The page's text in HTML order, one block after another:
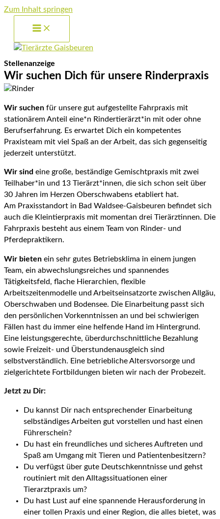
Zum Inhalt springen
Stellenanzeige
Wir suchen Dich für unsere Rinderpraxis
Wir suchen für unsere gut aufgestellte Fahrpraxis mit
stationärem Anteil eine*n Rindertierärzt*in mit oder ohne
Berufserfahrung. Es erwartet Dich ein kompetentes
Praxisteam mit viel Spaß an der Arbeit, das sich gegenseitig
jederzeit unterstützt.
Wir sind eine große, beständige Gemischtpraxis mit zwei
Teilhaber*in und 13 Tierärzt*innen, die sich schon seit über
30 Jahren im Herzen Oberschwabens etabliert hat.
Am Praxisstandort in Bad Waldsee-Gaisbeuren befindet sich
auch die Kleintierpraxis mit momentan drei Tierärztinnen. Die
Fahrpraxis besteht aus einem Team von Rinder- und
Pferdepraktikern.
Wir bieten ein sehr gutes Betriebsklima in einem jungen
Team, ein abwechslungsreiches und spannendes
Tätigkeitsfeld, flache Hierarchien, flexible
Arbeitszeitenmodelle und Arbeitseinsatzorte zwischen Allgäu,
Oberschwaben und Bodensee. Die Einarbeitung passt sich
den persönlichen Vorkenntnissen an und bei schwierigen
Fällen hast du immer eine helfende Hand im Hintergrund.
Eine leistungsgerechte, überdurchschnittliche Bezahlung
sowie Freizeit- und Überstundenausgleich sind
selbstverständlich. Eine betriebliche Altersvorsorge und
zielgerichtete Fortbildungen bieten wir nach der Probezeit.
Jetzt zu Dir:
Du kannst Dir nach entsprechender Einarbeitung
selbständiges Arbeiten gut vorstellen und hast einen
Führerschein?
Du hast ein freundliches und sicheres Auftreten und
Spaß am Umgang mit Tieren und Patientenbesitzern?
Du verfügst über gute Deutschkenntnisse und gehst
routiniert mit den Alltagssituationen einer
Tierarztpraxis um?
Du hast Lust auf eine spannende Herausforderung in
einer tollen Praxis und einer Region, die alles bietet, was